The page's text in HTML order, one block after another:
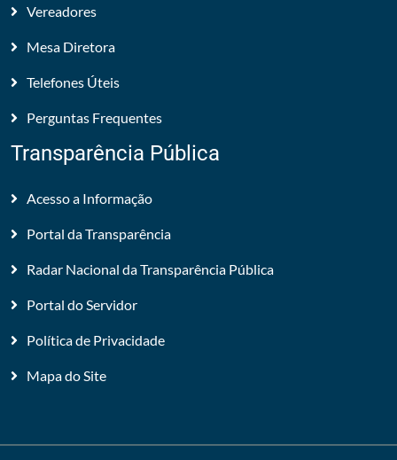
Vereadores
Mesa Diretora
Telefones Úteis
Perguntas Frequentes
Transparência Pública
Acesso a Informação
Portal da Transparência
Radar Nacional da Transparência Pública
Portal do Servidor
Política de Privacidade
Mapa do Site